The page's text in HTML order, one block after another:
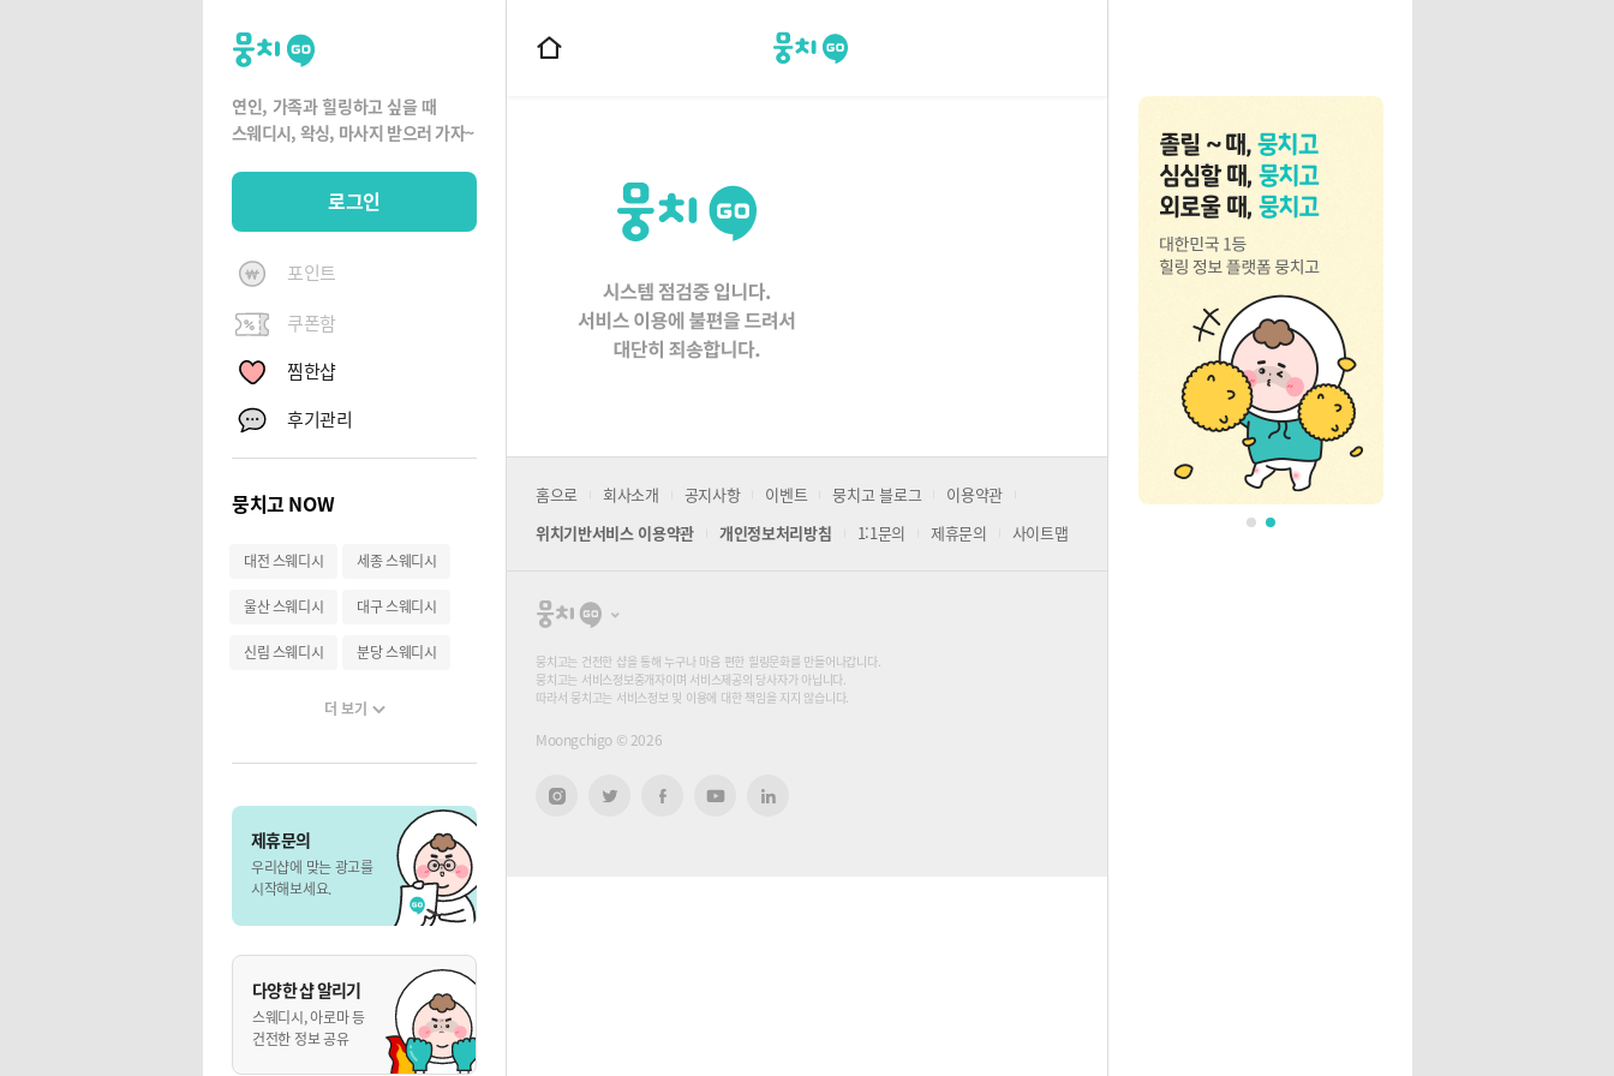
뭉
치
고
연인, 가족과 힐링하고 싶을 때
스웨디시, 왁싱, 마사지 받으러 가자~
로그인
포인트
쿠폰함
찜한샵
후기관리
뭉치고 NOW
대전 스웨디시 세종 스웨디시
울산 스웨디시 대구 스웨디시
신림 스웨디시 분당 스웨디시
더 보기
제휴문의
우리샵에 맞는 광고를
시작해보세요.
다양한 샵 알리기
스웨디시, 아로마 등
건전한 정보 공유
뭉치고
홈
홈으로 회사소개 공지사항 이벤트 뭉치고 블로그
이용약관
위치기반서비스 이용약관
개인정보처리방침 1:1문의 제휴문의 사이트맵
뭉
고
뭉치고는 건전한 샵을 통해 누구나 마음 편한 힐링문화를 만들어나갑니다.
뭉치고는 서비스정보중개자이며 서비스제공의 당사자가 아닙니다.
따라서 뭉치고는 서비스정보 및 이용에 대한 책임을 지지 않습니다.
Moongchigo © 2026